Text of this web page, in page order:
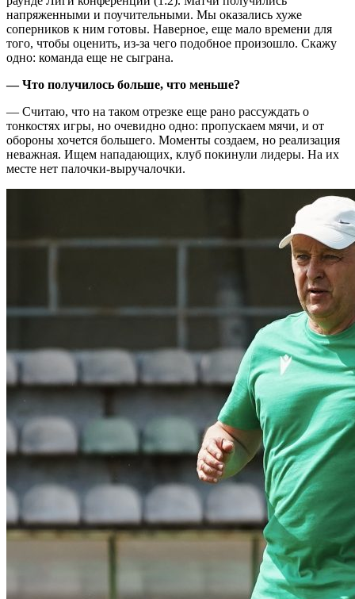
напряженными и поучительными. Мы оказались хуже
соперников к ним готовы. Наверное, еще мало времени для
того, чтобы оценить, из-за чего подобное произошло. Скажу
одно: команда еще не сыграна.
— Что получилось больше, что меньше?
— Считаю, что на таком отрезке еще рано рассуждать о
тонкостях игры, но очевидно одно: пропускаем мячи, и от
обороны хочется большего. Моменты создаем, но реализация
неважная. Ищем нападающих, клуб покинули лидеры. На их
месте нет палочки-выручалочки.